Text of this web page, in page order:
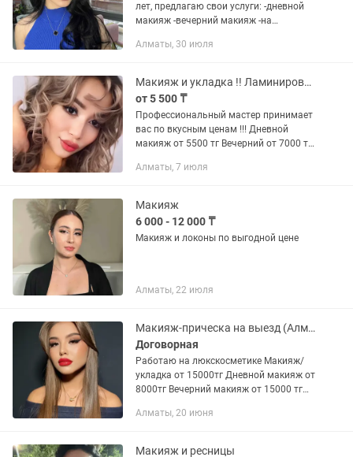
лет, предлагаю свои услуги: -дневной
макияж -вечерний макияж -на
-фантазийный макияж Акция на
Алматы, 30 июля
Макияж и укладка !! Ламинирование бровей и ресниц.
от 5 500 ₸
Профессиональный мастер принимает
вас по вкусным ценам !!! Дневной
макияж от 5500 тг Вечерний от 7000 тг
Скидка!!!Макияж любой сложности
Алматы, 7 июля
Макияж
6 000 - 12 000 ₸
Макияж и локоны по выгодной цене
Алматы, 22 июля
Макияж-прическа на выезд (Алматы)
Договорная
Работаю на люкскосметике Макияж/
укладка от 15000тг Дневной макияж от
8000тг Вечерний макияж от 15000 тг
Свадебный образ от 30000 тг Образ на
Алматы, 20 июня
Макияж и ресницы